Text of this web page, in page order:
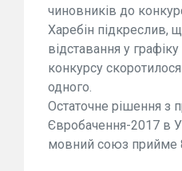
чиновників до
Харебін підкреслив,
відставання у
конкурсу
одного.
Остаточне рішення з
Євробачення-2017 в
мовний союз прийме